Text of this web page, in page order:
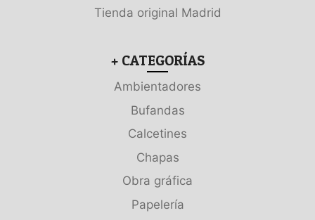
Tienda original Madrid
+ CATEGORÍAS
Ambientadores
Bufandas
Calcetines
Chapas
Obra gráfica
Papelería